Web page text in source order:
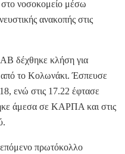
νοσοκομείο μέσω
ανακοπής στις
δέχθηκε κλήση για
το Κολωνάκι. Έσπευσε
ενώ στις 17.22 έφτασε
άμεσα σε ΚΑΡΠΑ και στις
πρωτόκολλο